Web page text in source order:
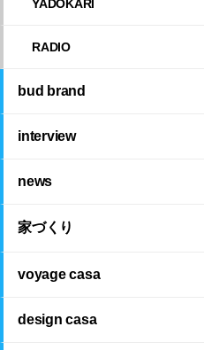
YADOKARI
RADIO
bud brand
interview
news
家づくり
voyage casa
design casa